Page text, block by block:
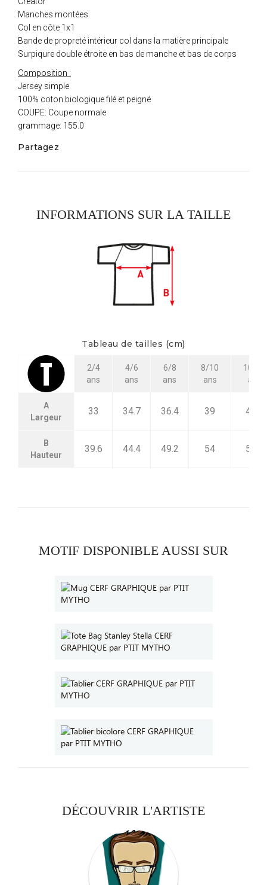
Manches montées
Col en côte 1x1
Bande de propreté intérieur col dans la matière principale
Surpiqure double étroite en bas de manche et bas de corps
Composition :
Jersey simple
100% coton biologique filé et peigné
COUPE: Coupe normale
grammage: 155.0
Partagez
INFORMATIONS SUR LA TAILLE
Tableau de tailles (cm)
2/4
ans
4/6
ans
6/8
ans
8/10
ans
10/12
ans
A
Largeur
33 34.7 36.4 39 42.5
B
Hauteur
39.6 44.4 49.2 54 58.8
MOTIF DISPONIBLE AUSSI SUR
DÉCOUVRIR L'ARTISTE